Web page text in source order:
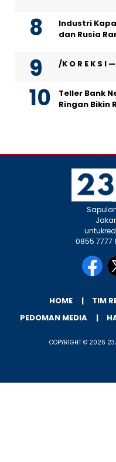
Industri
dan Rusia
/K O R E K S
Teller Bank
Ringan Bikin
0855 7777
HOME TIM
PEDOMAN MEDIA
COPYRIGHT © 2026